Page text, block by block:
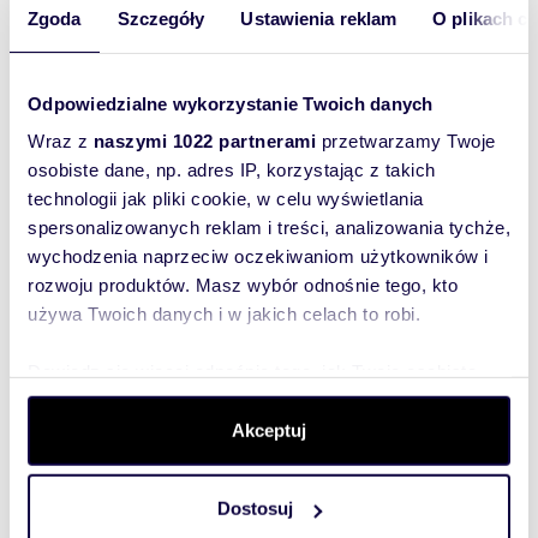
Zgoda Szczegóły Ustawienia reklam O plikach
Odpowiedzialne wykorzystanie Twoich danych
Wraz z naszymi 1022 partnerami przetwarzamy Twoje
osobiste dane, np. adres IP, korzystając z takich
technologii jak pliki cookie, w celu wyświetlania
spersonalizowanych reklam i treści, analizowania tychże,
wychodzenia naprzeciw oczekiwaniom użytkowników i
rozwoju produktów. Masz wybór odnośnie tego, kto
używa Twoich danych i w jakich celach to robi.
dane są przetwarzane oraz ustaw własne preferencje w
. W Deklaracji plików cookie możesz
zmienić lub wycofać swoją zgodę w dowolnej chwili.
Wykorzystujemy pliki cookie do spersonalizowania treści
Akceptuj
Dostosuj
Zostaw telefon, oddzwonimy
Zatwierdź